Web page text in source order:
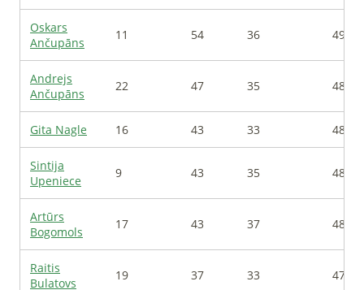
Oskars
Ančupāns
11 54 36 493
Andrejs
Ančupāns
22 47 35 487
Gita Nagle 16 43 33 485
Sintija
Upeniece
9 43 35 483
Artūrs
Bogomols
17 43 37 481
Raitis
Bulatovs
19 37 33 479